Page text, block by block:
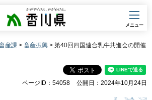
香川県
メニュー
産課 > 畜産振興 > 第40回四国連合乳牛共進会の開催
ページID：54058 公開日：2024年10月24日